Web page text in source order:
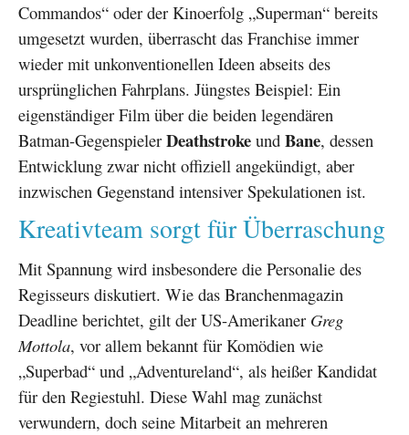
Commandos“ oder der Kinoerfolg „Superman“ bereits
umgesetzt wurden, überrascht das Franchise immer
wieder mit unkonventionellen Ideen abseits des
ursprünglichen Fahrplans. Jüngstes Beispiel: Ein
eigenständiger Film über die beiden legendären
Batman-Gegenspieler Deathstroke und Bane, dessen
Entwicklung zwar nicht offiziell angekündigt, aber
inzwischen Gegenstand intensiver Spekulationen ist.
Kreativteam sorgt für Überraschung
Mit Spannung wird insbesondere die Personalie des
Regisseurs diskutiert. Wie das Branchenmagazin
Deadline berichtet, gilt der US-Amerikaner Greg
Mottola, vor allem bekannt für Komödien wie
„Superbad“ und „Adventureland“, als heißer Kandidat
für den Regiestuhl. Diese Wahl mag zunächst
verwundern, doch seine Mitarbeit an mehreren